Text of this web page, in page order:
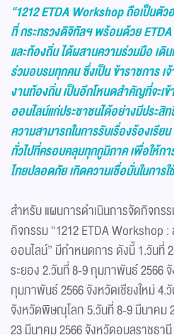
“1212ETDA Workshopถือเป็นตัว
ที่ กระทรวงดิจิทัลฯ พร้อมด้วยETDA
และท้องถิ่น ได้ผสานความร่วมมือ เดิ
ร่วมอบรมทุกคน ซึ่งเป็น ข้าราชการ
งานท้องถิ่น เป็นอีกโหนดสำคัญที่จะเ
ออนไลน์แก่ประชาชนได้อย่างมีประสิ
ความสามารถในการรับเรื่องร้องเรีย
ทั่วไปที่ครอบคลุมทุกภูมิภาค เพื่อให้ก
ไทยปลอดภัย เกิดความเชื่อมั่นในการใ
สำหรับ แผนการดำเนินการจัดกิจกร
กิจกรรม “1212 ETDA Workshop
ออนไลน์” มีกำหนดการ ดังนี้ 1.วันที่
ระยอง 2.วันที่ 8-9 กุมภาพันธ์ 2566
กุมภาพันธ์ 2566 จังหวัดเชียงใหม่
จังหวัดพิษณุโลก 5.วันที่ 8-9 มีนาคม
23 มีนาคม 2566 จังหวัดอุบลราชธา